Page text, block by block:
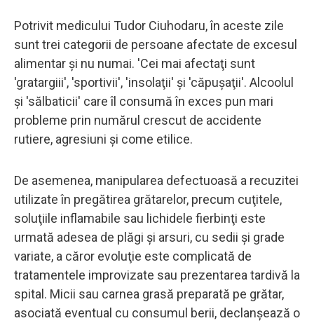
Potrivit medicului Tudor Ciuhodaru, în aceste zile
sunt trei categorii de persoane afectate de excesul
alimentar şi nu numai. 'Cei mai afectaţi sunt
'gratargiii', 'sportivii', 'insolaţii' şi 'căpuşaţii'. Alcoolul
şi 'sălbaticii' care îl consumă în exces pun mari
probleme prin numărul crescut de accidente
rutiere, agresiuni şi come etilice.
De asemenea, manipularea defectuoasă a recuzitei
utilizate în pregătirea grătarelor, precum cuţitele,
soluţiile inflamabile sau lichidele fierbinţi este
urmată adesea de plăgi şi arsuri, cu sedii şi grade
variate, a căror evoluţie este complicată de
tratamentele improvizate sau prezentarea tardivă la
spital. Micii sau carnea grasă preparată pe grătar,
asociată eventual cu consumul berii, declanşează o